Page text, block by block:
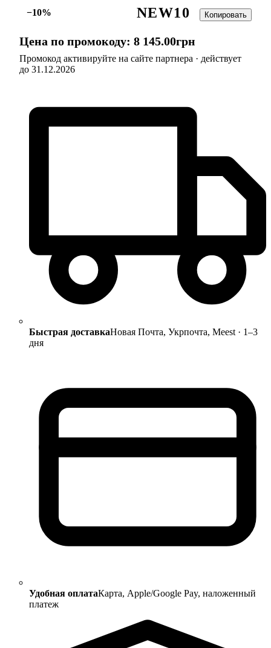
−10% NEW10 Копировать
Цена по промокоду: 8 145.00грн
Промокод активируйте на сайте партнера · действует
до 31.12.2026
Быстрая доставкаНовая Почта, Укрпочта, Meest · 1–3
дня
Удобная оплатаКарта, Apple/Google Pay, наложенный
платеж